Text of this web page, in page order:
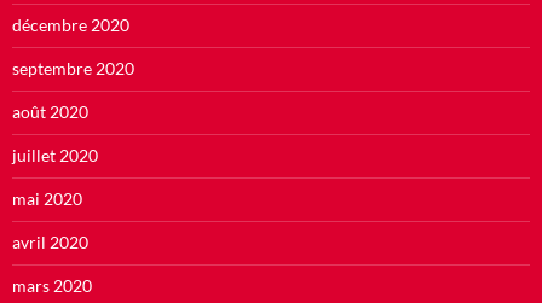
décembre 2020
septembre 2020
août 2020
juillet 2020
mai 2020
avril 2020
mars 2020